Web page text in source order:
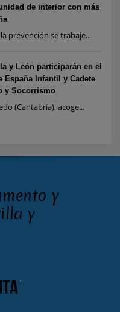
de interior con más
la prevención se trabaje...
y León participarán en el
España Infantil y Cadete
y Socorrismo
(Cantabria), acoge...
y
y